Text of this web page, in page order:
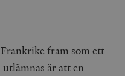
fram som ett
är att en